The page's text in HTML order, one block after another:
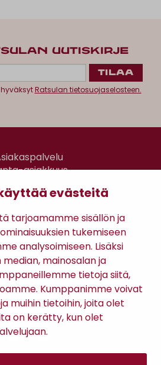
evästeitä
tarjoamamme sisällön ja
tukemiseen
analysoimiseen. Lisäksi
mainosalan ja
tietoja siitä,
Kumppanimme voivat
muihin tietoihin, joita olet
on kerätty, kun olet
UUTISKIRJE
Ratsulan tietosuojaselosteen.
asiakkuus
Ratsula Café
Maksutavat